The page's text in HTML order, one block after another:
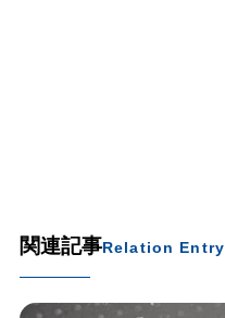
関連記事Relation Entry